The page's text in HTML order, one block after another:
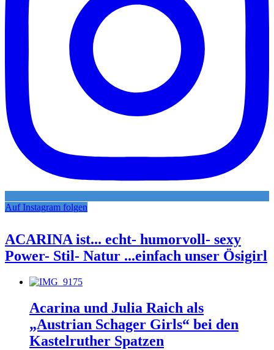
Auf Instagram folgen
ACARINA ist... echt- humorvoll- sexy
Power- Stil- Natur ...einfach unser Ösigirl
Acarina und Julia Raich als
„Austrian Schager Girls“ bei den
Kastelruther Spatzen